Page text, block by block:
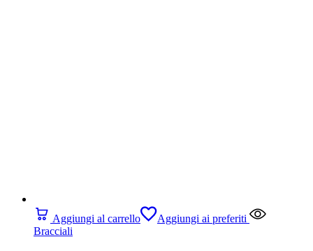
Aggiungi al carrello
Aggiungi ai preferiti
Bracciali